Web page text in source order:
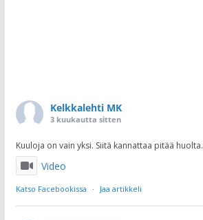
Kelkkalehti MK
3 kuukautta sitten
Kuuloja on vain yksi. Siitä kannattaa pitää huolta.
Video
Katso Facebookissa · Jaa artikkeli